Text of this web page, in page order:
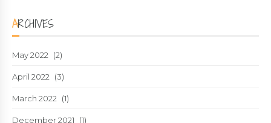
ARCHIVES
May 2022 (2)
April 2022 (3)
March 2022 (1)
December 2021 (1)